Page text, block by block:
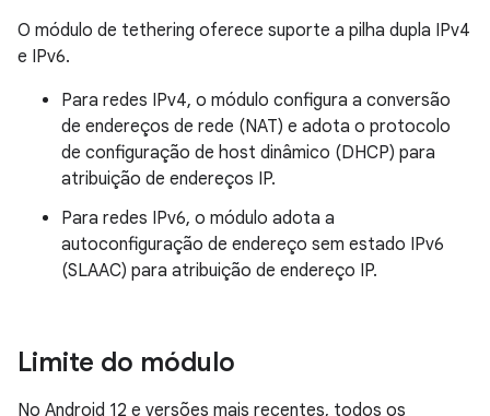
O módulo de tethering oferece suporte a pilha dupla IPv4
e IPv6.
Para redes IPv4, o módulo configura a conversão
de endereços de rede (NAT) e adota o protocolo
de configuração de host dinâmico (DHCP) para
atribuição de endereços IP.
Para redes IPv6, o módulo adota a
autoconfiguração de endereço sem estado IPv6
(SLAAC) para atribuição de endereço IP.
Limite do módulo
No Android 12 e versões mais recentes, todos os